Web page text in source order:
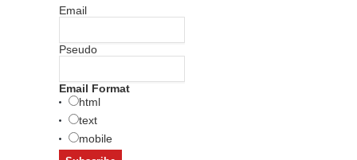
Email
Pseudo
Email Format
html
text
mobile